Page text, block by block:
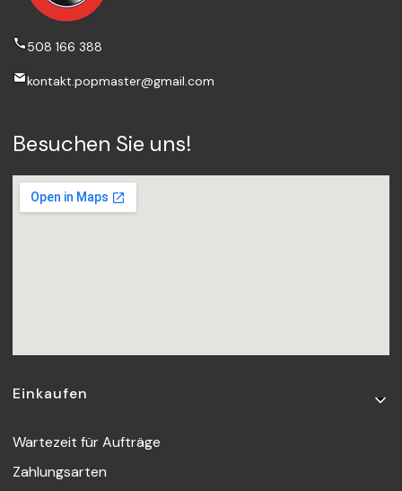
508 166 388
kontakt.popmaster@gmail.com
Besuchen Sie uns!
Fußzeilenmenü
Einkaufen
Wartezeit für Aufträge
Zahlungsarten